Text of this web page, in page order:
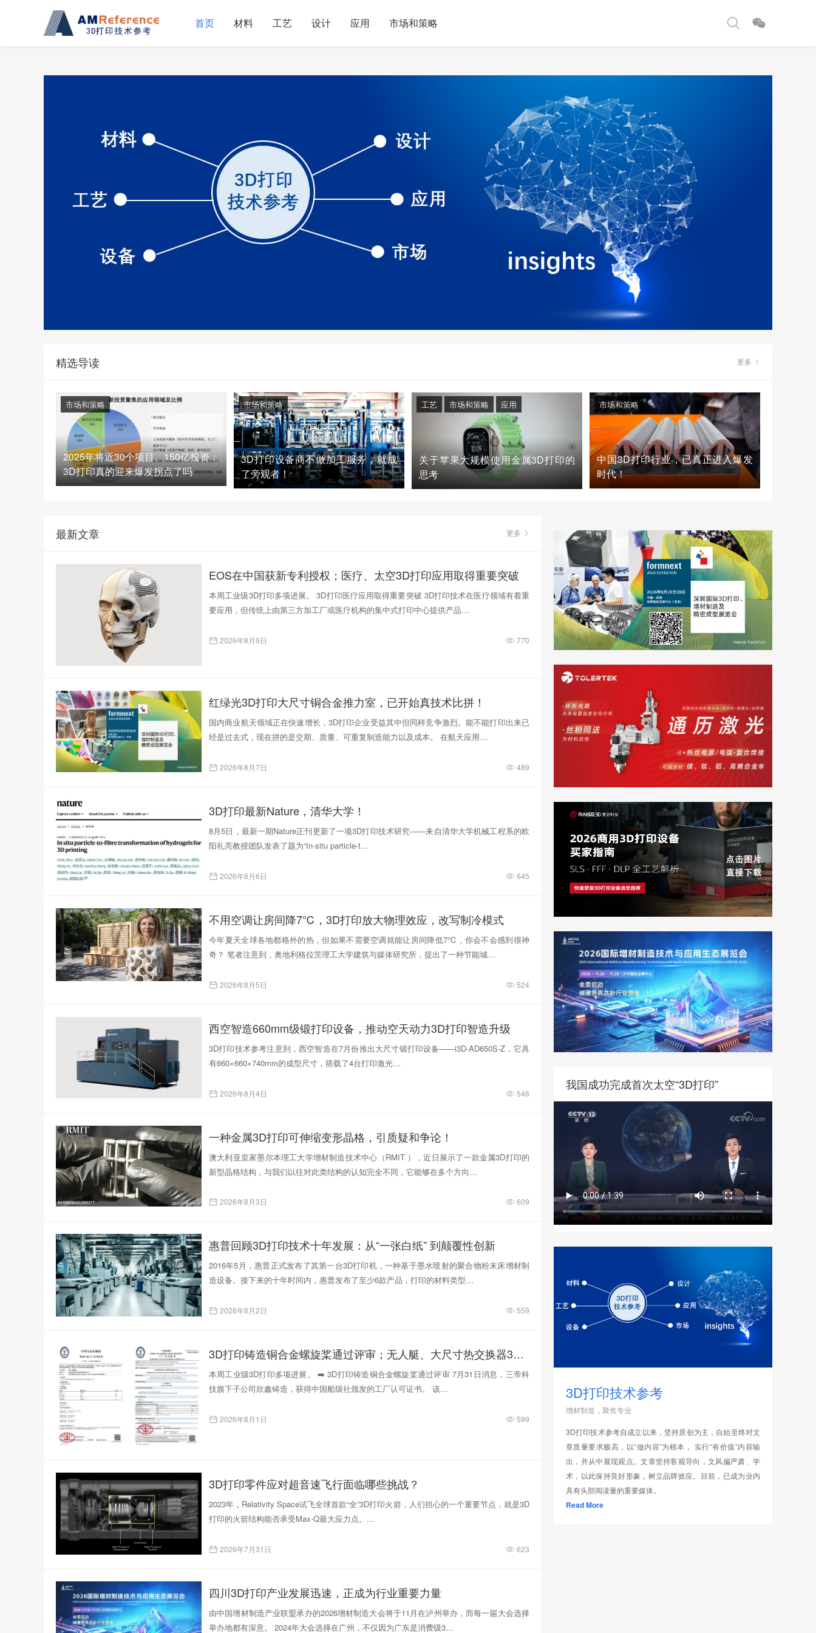
首页 材料 工艺 设计 应用 市场和策略
精选导读 更多
2025年将近30个项目、150亿投资：
3D打印真的迎来爆发拐点了吗
市场和策略
3D打印设备商不做加工服务，就成
了旁观者！
市场和策略
关于苹果大规模使用金属3D打印的
思考
工艺 市场和策略 应用
中国3D打印行业，已真正进入爆发
时代！
市场和策略
最新文章 更多
EOS在中国获新专利授权；医疗、太空3D打印应用取得重要突破
本周工业级3D打印多项进展。 3D打印医疗应用取得重要突破 3D打印技术在医疗领域有着重
要应用，但传统上由第三方加工厂或医疗机构的集中式打印中心提供产品…
2026年8月9日 770
红绿光3D打印大尺寸铜合金推力室，已开始真技术比拼！
国内商业航天领域正在快速增长，3D打印企业受益其中但同样竞争激烈。能不能打印出来已
经是过去式，现在拼的是交期、质量、可重复制造能力以及成本。 在航天应用…
2026年8月7日 489
3D打印最新Nature，清华大学！
8月5日，最新一期Nature正刊更新了一项3D打印技术研究——来自清华大学机械工程系的欧
阳礼亮教授团队发表了题为“In‑situ particle‑t…
2026年8月6日 645
不用空调让房间降7℃，3D打印放大物理效应，改写制冷模式
今年夏天全球各地都格外的热，但如果不需要空调就能让房间降低7℃，你会不会感到很神
奇？ 笔者注意到，奥地利格拉茨理工大学建筑与媒体研究所，提出了一种节能城…
2026年8月5日 524
西空智造660mm级锻打印设备，推动空天动力3D打印智造升级
3D打印技术参考注意到，西空智造在7月份推出大尺寸锻打印设备——i3D-AD650S-Z，它具
有660×660×740mm的成型尺寸，搭载了4台打印激光…
2026年8月4日 546
一种金属3D打印可伸缩变形晶格，引质疑和争论！
澳大利亚皇家墨尔本理工大学增材制造技术中心（RMIT ），近日展示了一款金属3D打印的
新型晶格结构，与我们以往对此类结构的认知完全不同，它能够在多个方向…
2026年8月3日 609
惠普回顾3D打印技术十年发展：从“一张白纸” 到颠覆性创新
2016年5月，惠普正式发布了其第一台3D打印机，一种基于墨水喷射的聚合物粉末床增材制
造设备。接下来的十年时间内，惠普发布了至少6款产品，打印的材料类型…
2026年8月2日 559
3D打印铸造铜合金螺旋桨通过评审；无人艇、大尺寸热交换器3D打印；人民网报道两家3D打印企业
本周工业级3D打印多项进展。 ➡️ 3D打印铸造铜合金螺旋桨通过评审 7月31日消息，三帝科
技旗下子公司欣鑫铸造，获得中国船级社颁发的工厂认可证书。 该…
2026年8月1日 599
3D打印零件应对超音速飞行面临哪些挑战？
2023年，Relativity Space试飞全球首款“全”3D打印火箭，人们担心的一个重要节点，就是3D
打印的火箭结构能否承受Max-Q最大应力点。…
2026年7月31日 623
四川3D打印产业发展迅速，正成为行业重要力量
由中国增材制造产业联盟承办的2026增材制造大会将于11月在泸州举办，而每一届大会选择
举办地都有深意。 2024年大会选择在广州，不仅因为广东是消费级3…
我国成功完成首次太空“3D打印”
3D打印技术参考
增材制造，聚焦专业
3D打印技术参考自成立以来，坚持原创为主，自始至终对文
章质量要求极高，以“做内容”为根本， 实行“有价值”内容输
出，并从中展现观点。文章坚持客观导向，文风偏严肃、学
术，以此保持良好形象，树立品牌效应。目前，已成为业内
具有头部阅读量的重要媒体。
Read More